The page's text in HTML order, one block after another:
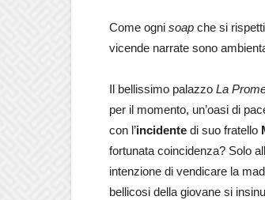
Come ogni soap che si
vicende narrate sono
Il bellissimo palazzo La
per il momento, un’oasi di
con l’incidente di suo fratello
fortunata coincidenza? Solo
intenzione di vendicare la
bellicosi della giovane si